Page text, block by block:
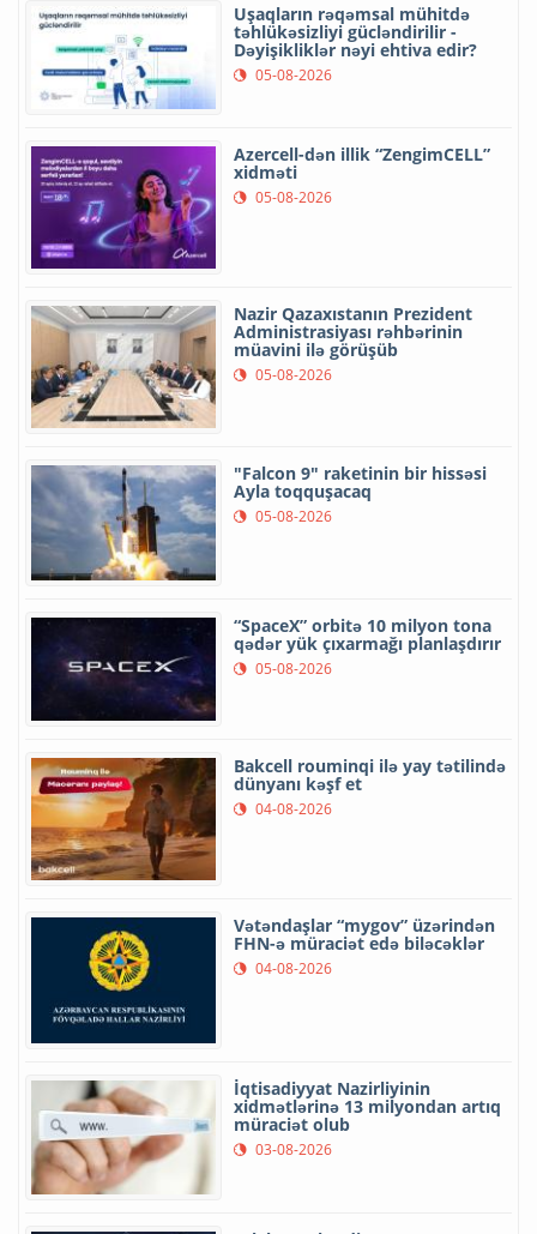
Uşaqların rəqəmsal mühitdə
təhlükəsizliyi gücləndirilir -
Dəyişikliklər nəyi ehtiva edir?
05-08-2026
Azercell-dən illik “ZengimCELL”
xidməti
05-08-2026
Nazir Qazaxıstanın Prezident
Administrasiyası rəhbərinin
müavini ilə görüşüb
05-08-2026
"Falcon 9" raketinin bir hissəsi
Ayla toqquşacaq
05-08-2026
“SpaceX” orbitə 10 milyon tona
qədər yük çıxarmağı planlaşdırır
05-08-2026
Bakcell rouminqi ilə yay tətilində
dünyanı kəşf et
04-08-2026
Vətəndaşlar “mygov” üzərindən
FHN-ə müraciət edə biləcəklər
04-08-2026
İqtisadiyyat Nazirliyinin
xidmətlərinə 13 milyondan artıq
müraciət olub
03-08-2026